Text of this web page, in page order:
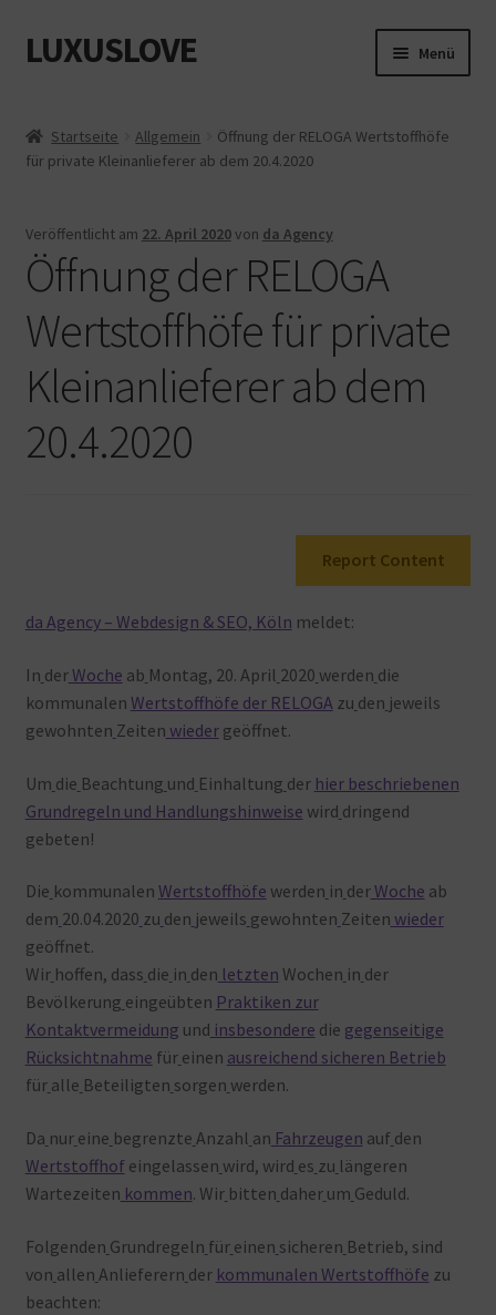
Zur
Navigation
Zum
Inhalt
LUXUSLOVE Menü
Cookie-Richtlinie (EU)
Datenschutz
Impressum
Kasse
Mein Konto
Shop
Startseite Allgemein
Öffnung der RELOGA Wertstoffhöfe
für private Kleinanlieferer ab dem 20.4.2020
Veröffentlicht am 22. April 2020von da Agency
Öffnung der RELOGA
Wertstoffhöfe für private
Kleinanlieferer ab dem
20.4.2020
Report Content
da Agency – Webdesign & SEO, Köln meldet:
In derWoche ab Montag, 20. April 2020 werden die
kommunalen Wertstoffhöfe der RELOGA zu den jeweils
gewohnten Zeiten wiedergeöffnet.
Um die Beachtung und Einhaltung der hier beschriebenen
Grundregeln und Handlungshinweise wird dringend
gebeten!
Die kommunalen Wertstoffhöfe werden in derWoche ab
dem 20.04.2020 zu den jeweils gewohnten Zeiten wieder
geöffnet.
Wir hoffen, dass die in den letzten Wochen in der
Bevölkerung eingeübten Praktiken zur
Kontaktvermeidung und insbesondere die gegenseitige
Rücksichtnahme für einen ausreichend sicheren Betrieb
für alle Beteiligten sorgen werden.
Da nur eine begrenzte Anzahl an Fahrzeugen auf den
Wertstoffhof eingelassen wird, wird es zu längeren
Wartezeiten kommen. Wir bitten daher um Geduld.
Folgenden Grundregeln für einen sicheren Betrieb, sind
von allen Anlieferern der kommunalen Wertstoffhöfe zu
beachten: